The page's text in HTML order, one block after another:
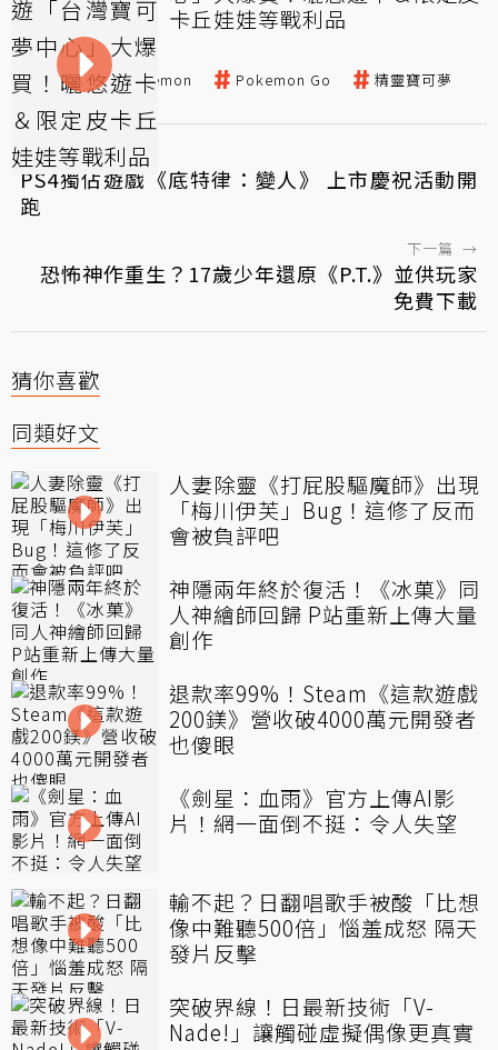
卡丘娃娃等戰利品
皮卡丘 Pokemon Pokemon Go 精靈寶可夢
← 上一篇
PS4獨佔遊戲《底特律：變人》 上市慶祝活動開
跑
下一篇 →
恐怖神作重生？17歲少年還原《P.T.》並供玩家
免費下載
猜你喜歡
同類好文
人妻除靈《打屁股驅魔師》出現
「梅川伊芙」Bug！這修了反而
會被負評吧
神隱兩年終於復活！《冰菓》同
人神繪師回歸 P站重新上傳大量
創作
退款率99%！Steam《這款遊戲
200鎂》營收破4000萬元開發者
也傻眼
《劍星：血雨》官方上傳AI影
片！網一面倒不挺：令人失望
輸不起？日翻唱歌手被酸「比想
像中難聽500倍」惱羞成怒 隔天
發片反擊
突破界線！日最新技術「V-
Nade!」讓觸碰虛擬偶像更真實